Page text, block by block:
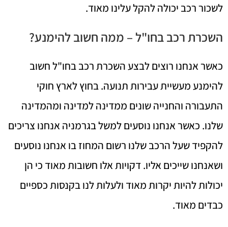
לשכור רכב יכולה להקל עלינו מאוד.
השכרת רכב בחו"ל – ממה חשוב להימנע?
כאשר אנחנו רוצים לבצע השכרת רכב בחו"ל חשוב
להימנע מעשיית עבירות תנועה. בחוץ לארץ חוקי
התעבורה והחנייה שונים ממדינה למדינה ומהמדינה
שלנו. כאשר אנחנו נוסעים למשל בגרמניה אנחנו צריכים
להקפיד שעל הרכב שלנו רשום המחוז בו אנחנו נוסעים
ושאנחנו שייכים אליו. דקויות אלו חשובות מאוד כי הן
יכולות להיות יקרות מאוד ולעלות לנו בקנסות כספיים
כבדים מאוד.